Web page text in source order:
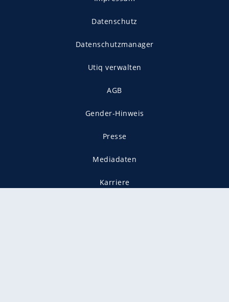
Datenschutz
Datenschutzmanager
Utiq verwalten
AGB
Gender-Hinweis
Presse
Mediadaten
Karriere